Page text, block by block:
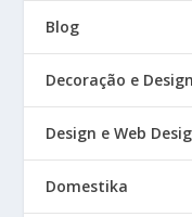
Blog
Decoração e
Design e Web
Domestika